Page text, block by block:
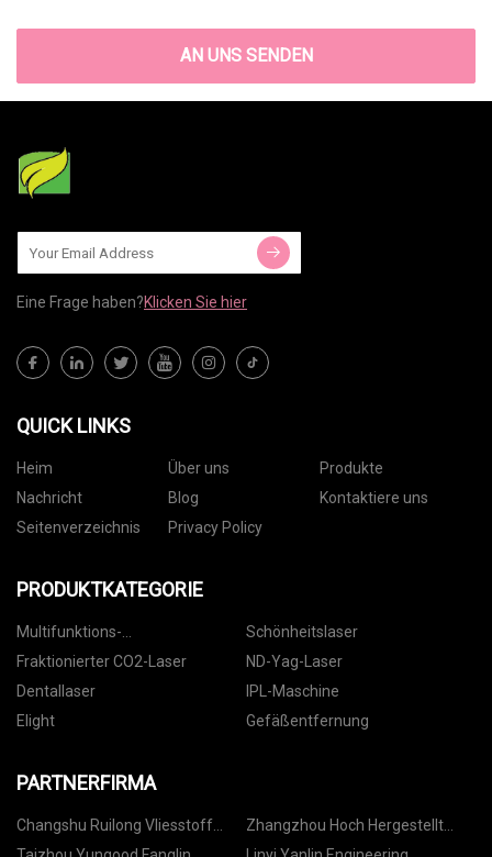
AN UNS SENDEN
Eine Frage haben?Klicken Sie hier
QUICK LINKS
Heim Über uns
Produkte
Nachricht
Blog
Kontaktiere uns
Seitenverzeichnis
Privacy Policy
PRODUKTKATEGORIE
Multifunktions-
Schönheitsmaschine
Schönheitslaser
Fraktionierter CO2-Laser
ND-Yag-Laser
Dentallaser
IPL-Maschine
Elight
Gefäßentfernung
PARTNERFIRMA
Changshu Ruilong Vliesstoff
Maschine Co., GmbH
Zhangzhou Hoch Hergestellt
Maschinen Elektronik Co., Ltd